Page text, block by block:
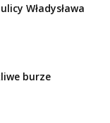
Władysława
burze